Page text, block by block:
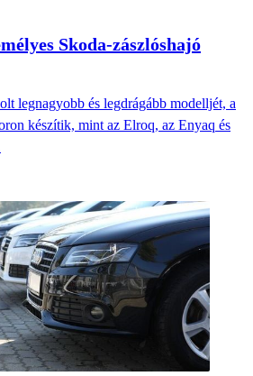
Skoda-zászlóshajó
legnagyobb és legdrágább modelljét, a
készítik, mint az Elroq, az Enyaq és